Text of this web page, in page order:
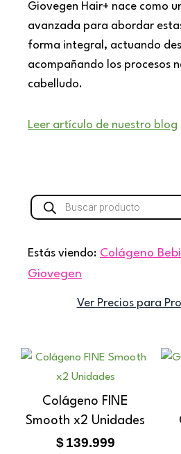
Giovegen Hair+ nace como
avanzada para abordar
forma integral, actuando
acompañando los procesos
cabelludo.
Leer artículo de nuestro blog
Búsqueda
de
Estás viendo: Colágeno
Giovegen
Ver Precios para
Colágeno FINE
Smooth x2 Unidades
$ 139.999